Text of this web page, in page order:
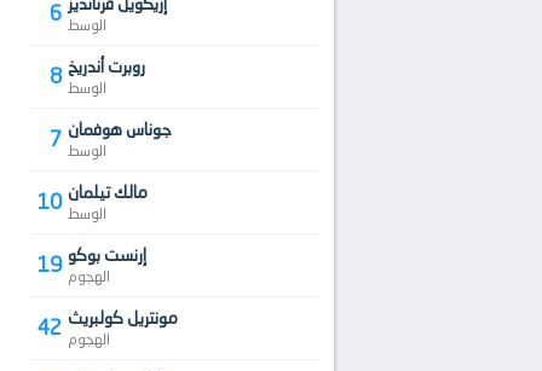
6 الوسط
8 روبرت أندريخ
الوسط
7 جوناس هوفمان
الوسط
10 مالك تيلمان
الوسط
19 إرنست بوكو
الهجوم
42 مونتريل كولبريث
الهجوم